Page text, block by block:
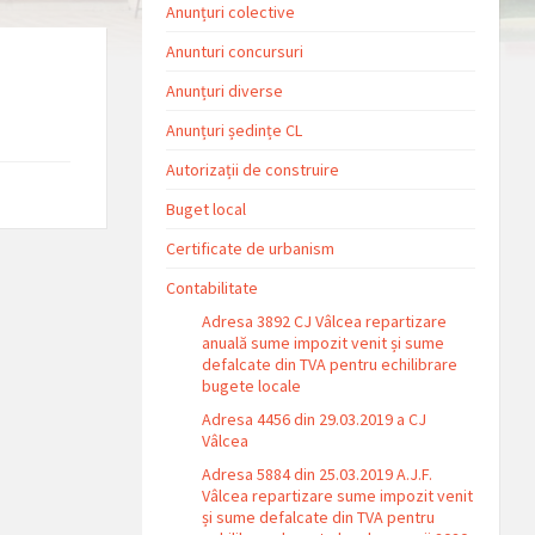
Anunțuri colective
Anunturi concursuri
Anunțuri diverse
Anunțuri ședințe CL
Autorizații de construire
Buget local
Certificate de urbanism
Contabilitate
Adresa 3892 CJ Vâlcea repartizare
anuală sume impozit venit și sume
defalcate din TVA pentru echilibrare
bugete locale
Adresa 4456 din 29.03.2019 a CJ
Vâlcea
Adresa 5884 din 25.03.2019 A.J.F.
Vâlcea repartizare sume impozit venit
și sume defalcate din TVA pentru